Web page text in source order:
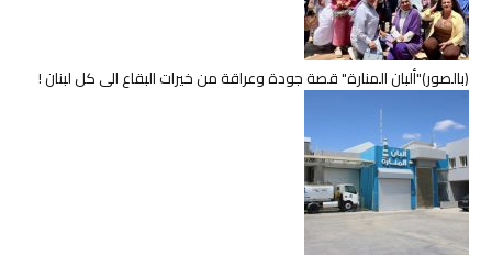
(بالصور)"ألبان المنارة" قصة جودة وعراقة من خيرات البقاع الى كل لبنان !